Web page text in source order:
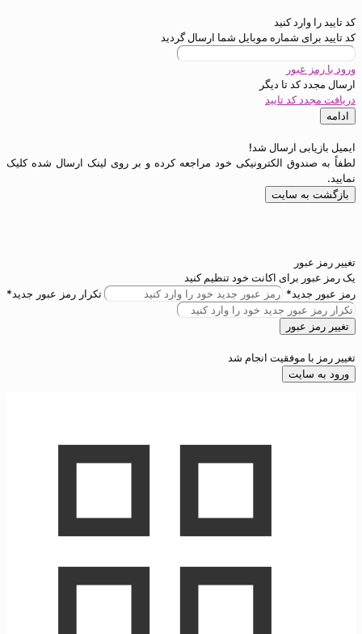
کنید
شماره موبایل شما ارسال گردید
تادیگر
تایید
ارسال شد!
الکترونیکی خود مراجعه کرده و بر روی لینک ارسال شده کلیک
سایت
اکانت خود تنظیم کنید
تکرار رمز عبور جدید*
موفقیت انجام شد